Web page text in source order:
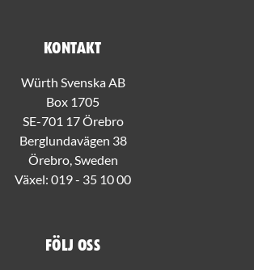
Kontakt
Würth Svenska AB
Box 1705
SE-701 17 Örebro
Berglundavägen 38
Örebro, Sweden
Växel: 019 - 35 10 00
Följ oss